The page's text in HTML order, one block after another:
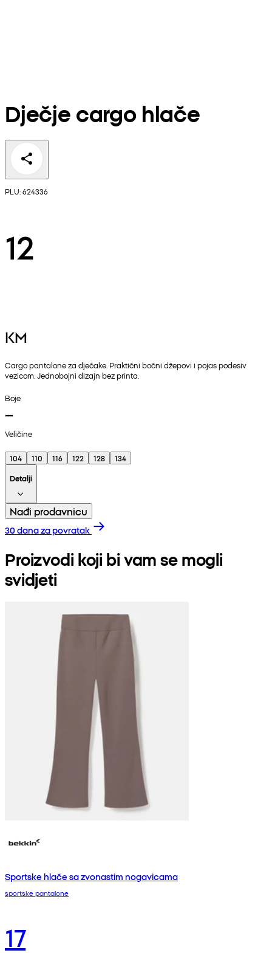
Dječje cargo hlače
PLU: 624336
12
KM
Cargo pantalone za dječake. Praktični bočni džepovi i pojas podesiv
vezicom. Jednobojni dizajn bez printa.
Boje
Veličine
104 110 116 122 128
134
Detalji
Nađi prodavnicu
30 dana za povratak
Proizvodi koji bi vam se mogli
svidjeti
Sportske hlače sa zvonastim nogavicama
sportske pantalone
17